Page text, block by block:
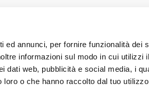
annunci, per fornire funzionalità dei
informazioni sul modo in cui utilizzi
dati web, pubblicità e social media, i
o che hanno raccolto dal tuo